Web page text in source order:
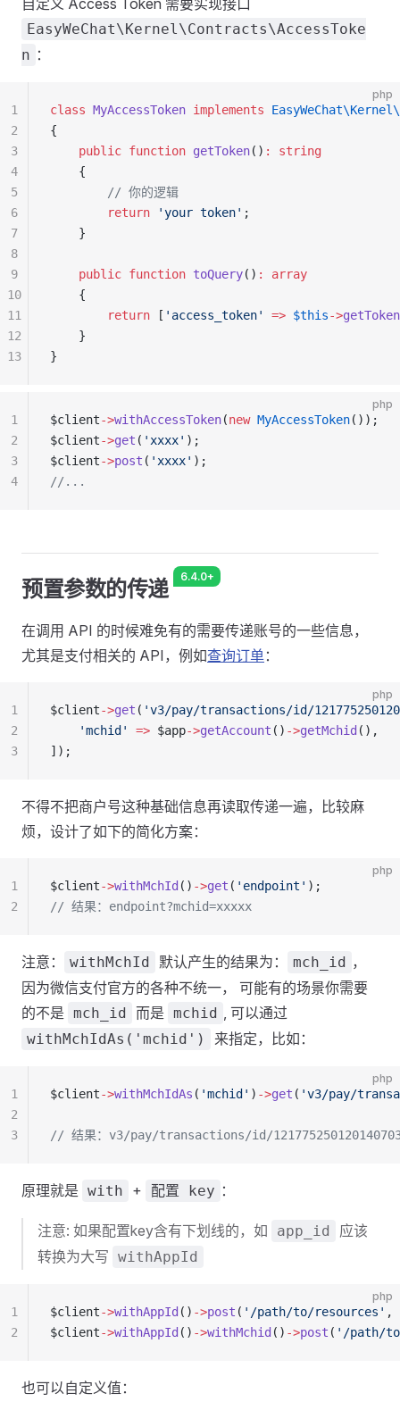
自定义 Access Token 需要实现接口
EasyWeChat\Kernel\Contracts\AccessToke
n ：
php
class MyAccessToken implements
{
    public
function getToken() :
string
    {
        // 你的逻辑
        return
'your token' ;
    }
    public
function toQuery() :
array
    {
        return
[ 'access_token' => $this->getToken
    }
}
1
2
3
4
5
6
7
8
9
10
11
12
13
php
$client->withAccessToken(new MyAccessToken());
$client->get ( 'xxxx' );
$client->post ( 'xxxx' );
//...
1
2
3
4
预置参数的传递 6.4.0+
在调用 API 的时候难免有的需要传递账号的一些信息，
尤其是支付相关的 API，例如查询订单：
php
$client->get ( 'v3/pay/transactions/id/
    'mchid'
=> $app->getAccount () ->getMchid (),
]);
1
2
3
不得不把商户号这种基础信息再读取传递一遍，比较麻
烦，设计了如下的简化方案：
php
$client->withMchId () ->get ( 'endpoint' );
// 结果：endpoint?mchid=xxxxx
1
2
注意： withMchId 默认产生的结果为： mch_id ，
因为微信支付官方的各种不统一， 可能有的场景你需要
的不是 mch_id 而是 mchid , 可以通过
withMchIdAs('mchid') 来指定，比如：
php
$client->withMchIdAs ( 'mchid' ) ->get ( 'v3/pay/
// 结果：v3/pay/transactions/id/
1
2
3
原理就是 with + 配置 key ：
注意: 如果配置key含有下划线的，如 app_id
应该
转换为大写 withAppId
php
$client->withAppId () ->post ( '/path/to/resources' ,
$client->withAppId () ->withMchid () ->post ( '/path/
1
2
也可以自定义值：